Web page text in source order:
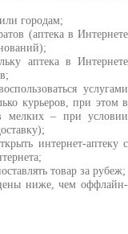
городам;
(аптека в Интернете
аптека в Интернете
услугами
курьеров, при этом в
мелких – при условии
интернет-аптеку с
товар за рубеж;
цены ниже, чем оффлайн-